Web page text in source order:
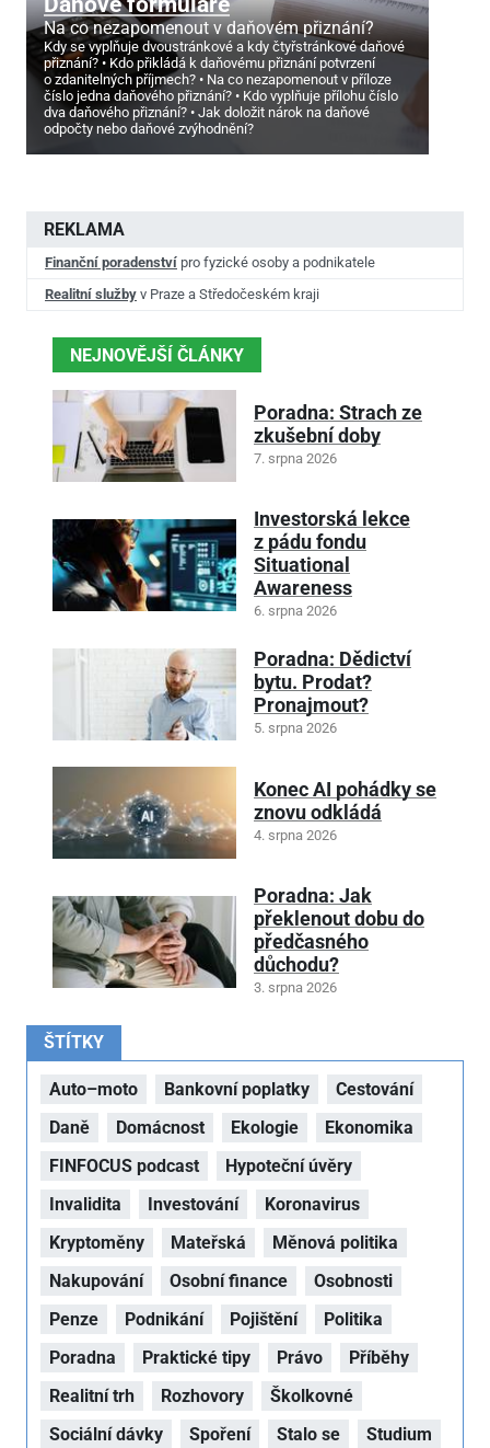
Na co nezapomenout v daňovém přiznání?
Kdy se vyplňuje dvoustránkové a kdy čtyřstránkové daňové
přiznání?
Kdo přikládá k daňovému přiznání potvrzení
o zdanitelných příjmech?
Na co nezapomenout v příloze
číslo jedna daňového přiznání?
Kdo vyplňuje přílohu číslo
dva daňového přiznání?
Jak doložit nárok na daňové
odpočty nebo daňové zvýhodnění?
REKLAMA
Finanční poradenství pro fyzické osoby a podnikatele
Realitní služby v Praze a Středočeském kraji
NEJNOVĚJŠÍ ČLÁNKY
Poradna: Strach ze
zkušební doby
7. srpna 2026
Investorská lekce
z pádu fondu
Situational
Awareness
6. srpna 2026
Poradna: Dědictví
bytu. Prodat?
Pronajmout?
5. srpna 2026
Konec AI pohádky se
znovu odkládá
4. srpna 2026
Poradna: Jak
překlenout dobu do
předčasného
důchodu?
3. srpna 2026
ŠTÍTKY
Auto–moto Bankovní poplatky
Cestování
Daně
Domácnost Ekologie
Ekonomika
FINFOCUS podcast
Hypoteční úvěry
Invalidita
Investování
Koronavirus
Kryptoměny
Mateřská
Měnová politika
Nakupování
Osobní finance
Osobnosti
Penze
Podnikání Pojištění
Politika
Poradna
Praktické tipy Právo
Příběhy
Realitní trh
Rozhovory
Školkovné
Sociální dávky
Spoření Stalo se Studium